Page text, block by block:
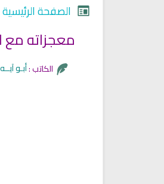
الصفحة الرئيسية
الكاتب :